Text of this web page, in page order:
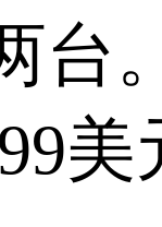
台
美